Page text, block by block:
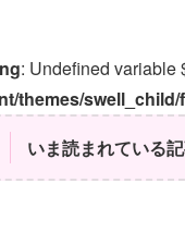
: Undefined variable
themes/
いま読まれている記